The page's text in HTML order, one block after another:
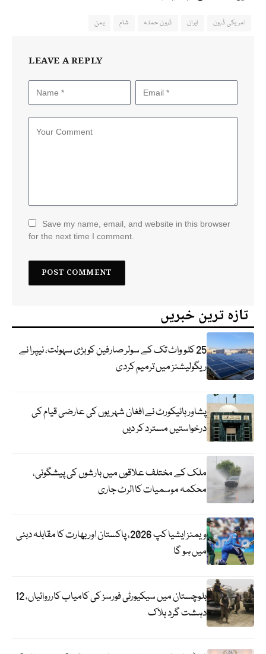
امریکی ڈرون ایران ڈرون حملہ شام یمن
LEAVE A REPLY
Save my name, email, and website in this browser
for the next time I comment.
تازہ ترین خبریں
25 کلو واٹ تک کے سولر صارفین کو بڑی سہولت، نیپرا نے
ریگولیشنز میں ترمیم کردی
پشاور ہائیکورٹ نے افغان شہریوں کی عارضی قیام کی
درخواستیں مسترد کر دیں
ملک کے مختلف علاقوں میں بارشوں کی پیشگوئی،
محکمہ موسمیات کا الرٹ جاری
ویمنز ایشیا کپ 2026، پاکستان اور بھارت کا مقابلہ دبئی
میں ہو گا
بلوچستان میں سیکیورٹی فورسز کی کامیاب کارروائیاں، 12
دہشت گرد ہلاک